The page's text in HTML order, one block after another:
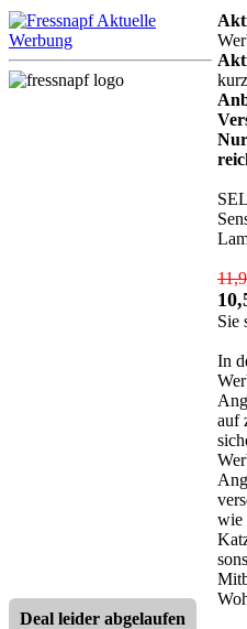
Sie
In
auf
wie
Deal leider abgelaufen